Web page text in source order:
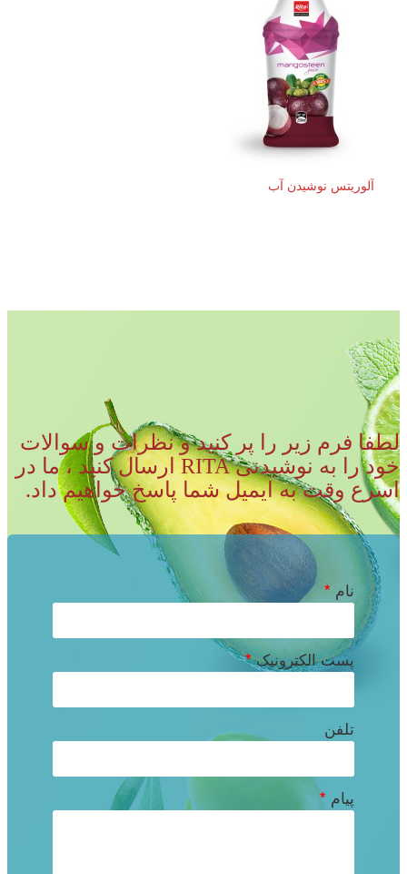
آلوریتس نوشیدن آب
لطفا فرم زیر را پر کنید و نظرات و سوالات
خود را به نوشیدنی RITA ارسال کنید ، ما در
اسرع وقت به ایمیل شما پاسخ خواهیم داد.
نام *
پست الکترونیک*
تلفن
پیام *